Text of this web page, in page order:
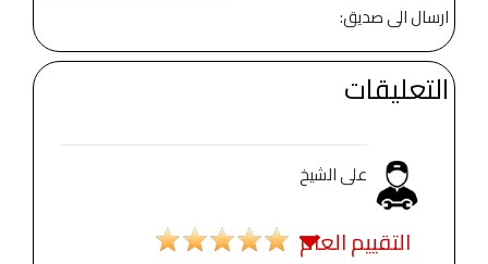
ارسال الى صديق:
التعليقات
على الشيخ
التقييم العام